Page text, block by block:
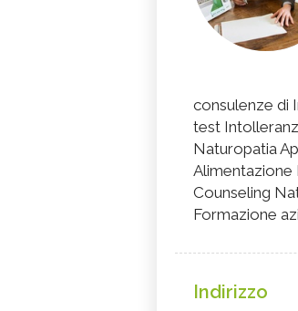
consulenze di
test
Naturopatia
Alimentazione
Counseling
Formazione
Indirizzo